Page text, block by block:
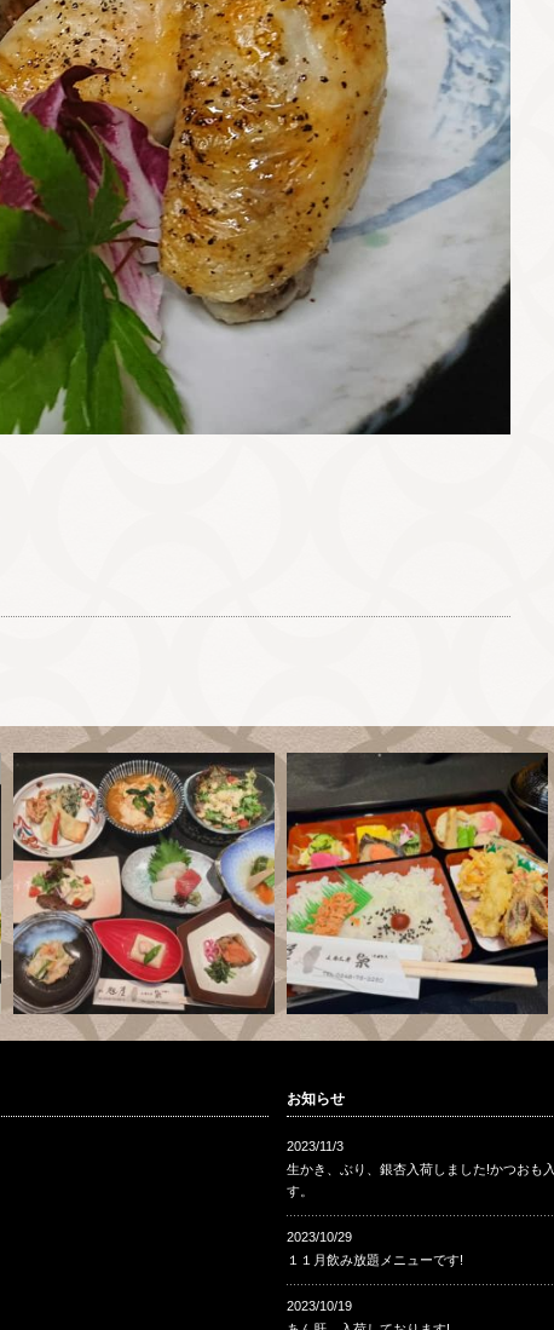
お知らせ
2023/11/3
生かき、ぶり、銀杏入荷しました!かつおも
す。
2023/10/29
１１月飲み放題メニューです!
2023/10/19